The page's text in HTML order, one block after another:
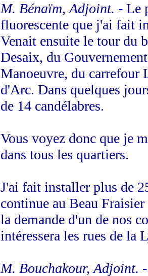
M. Bénaïm, Adjoint. - Le
fluorescente que j'ai fait
Venait ensuite le tour du
Desaix, du
Manoeuvre, du carrefour
d'Arc. Dans quelques
de 14 candélabres.
Vous voyez donc que je
dans tous les quartiers.
J'ai fait installer plus de
continue au Beau
la demande d'un de nos
intéressera les rues de la
M. Bouchakour, Adjoint. -